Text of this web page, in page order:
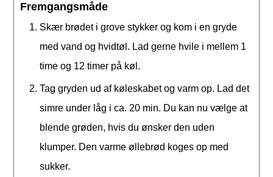
Fremgangsmåde
Skær brødet i grove stykker og kom i en gryde
med vand og hvidtøl. Lad gerne hvile i mellem 1
time og 12 timer på køl.
Tag gryden ud af køleskabet og varm op. Lad det
simre under låg i ca. 20 min. Du kan nu vælge at
blende grøden, hvis du ønsker den uden
klumper. Den varme øllebrød koges op med
sukker.